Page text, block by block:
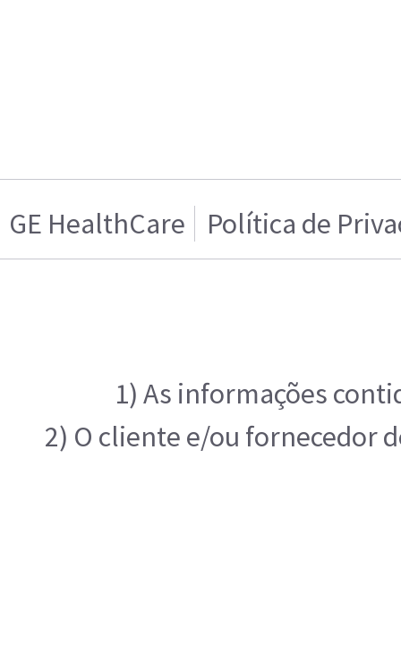
GE HealthCare Política de
1) As informações
2) O cliente e/ou fornecedor